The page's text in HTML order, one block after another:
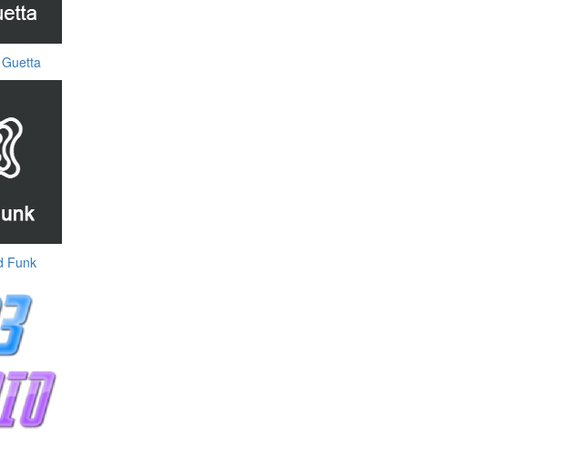
Funk